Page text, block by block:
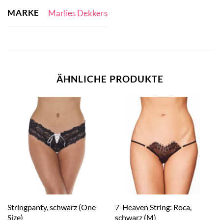
MARKE Marlies Dekkers
ÄHNLICHE PRODUKTE
Stringpanty, schwarz (One
Size)
7-Heaven String: Roca,
schwarz (M)